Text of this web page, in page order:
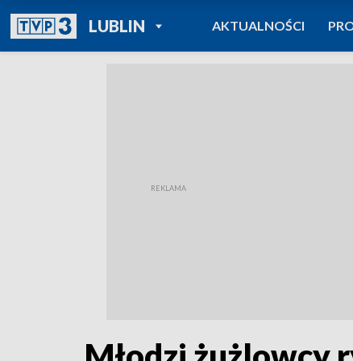
LUBLINPOWRÓT DO
TVP REGIONY
AKTUALNOŚCI